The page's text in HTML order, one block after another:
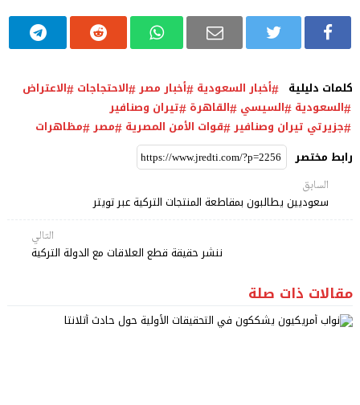
كلمات دليلية أخبار السعودية أخبار مصر الاحتجاجات الاعتراض
السعودية السيسي القاهرة تيران وصنافير
جزيرتي تيران وصنافير قوات الأمن المصرية مصر مظاهرات
رابط مختصر
السابق
سعوديين يطالبون بمقاطعة المنتجات التركية عبر تويتر
التالي
ننشر حقيقة قطع العلاقات مع الدولة التركية
مقالات ذات صلة